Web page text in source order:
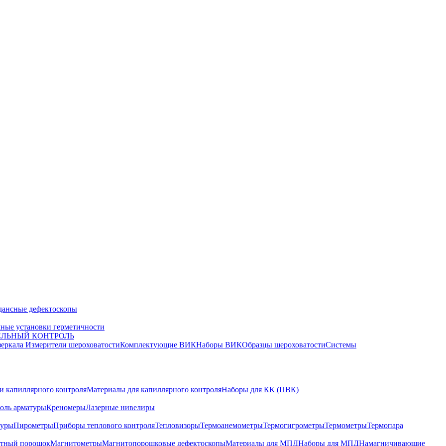
дефектоскопы
установки герметичности
КОНТРОЛЬ
Измерители шероховатостиКомплектующие ВИКНаборы ВИКОбразцы шероховатостиСистемы
капиллярного контроляМатериалы для капиллярного контроляНаборы для КК (ПВК)
арматурыКреномерыЛазерные нивелиры
ПирометрыПриборы теплового контроляТепловизорыТермоанемометрыТермогигрометрыТермометрыТермопара
порошокМагнитометрыМагнитопорошковые дефектоскопыМатериалы для МПДНаборы для МПДНамагничивающие